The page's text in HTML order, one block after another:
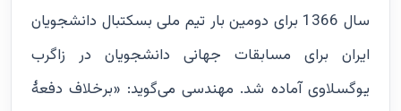
سال 1366 برای دومین بار تیم ملی بسکتبال دانشجویان
ایران برای مسابقات جهانی دانشجویان در زاگرب
یوگسلاوی آماده شد. مهندسی می‌گوید: «برخلاف دفعۀ